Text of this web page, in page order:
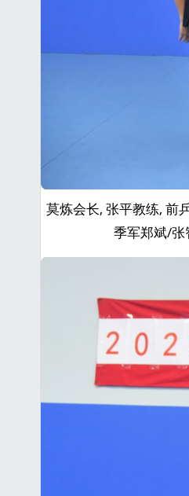
莫炼会长, 张平教练, 前
季军郑斌/张